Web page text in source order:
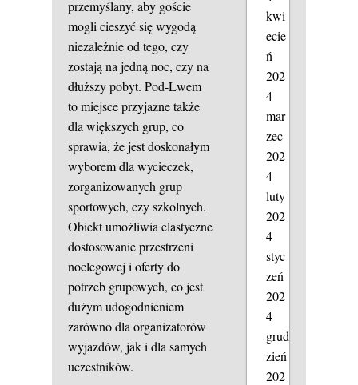
przemyślany, aby goście
mogli cieszyć się wygodą
niezależnie od tego, czy
zostają na jedną noc, czy na
dłuższy pobyt. Pod-Lwem
to miejsce przyjazne także
dla większych grup, co
sprawia, że jest doskonałym
wyborem dla wycieczek,
zorganizowanych grup
sportowych, czy szkolnych.
Obiekt umożliwia elastyczne
dostosowanie przestrzeni
noclegowej i oferty do
potrzeb grupowych, co jest
dużym udogodnieniem
zarówno dla organizatorów
wyjazdów, jak i dla samych
uczestników.
kwi
ecie
ń
202
4
mar
zec
202
4
luty
202
4
styc
zeń
202
4
grud
zień
202